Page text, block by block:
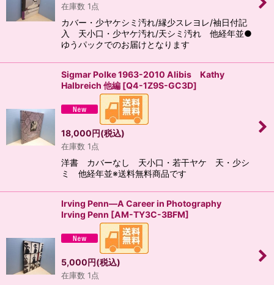
在庫数 1点
カバー・少ヤケシミ汚れ/縁少スレヨレ/袖日付記
入 天小口・少ヤケ汚れ/天シミ汚れ 他経年並●
ゆうパックでのお届けとなります
Sigmar Polke 1963-2010 Alibis Kathy
Halbreich 他編 [Q4-1Z9S-GC3D]
18,000円(税込)
在庫数 1点
洋書 カバーなし 天小口・若干ヤケ 天・少シ
ミ 他経年並※送料無料商品です
Irving Penn―A Career in Photography
Irving Penn [AM-TY3C-3BFM]
5,000円(税込)
在庫数 1点